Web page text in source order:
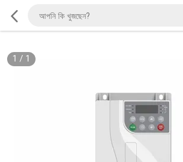
1 / 1